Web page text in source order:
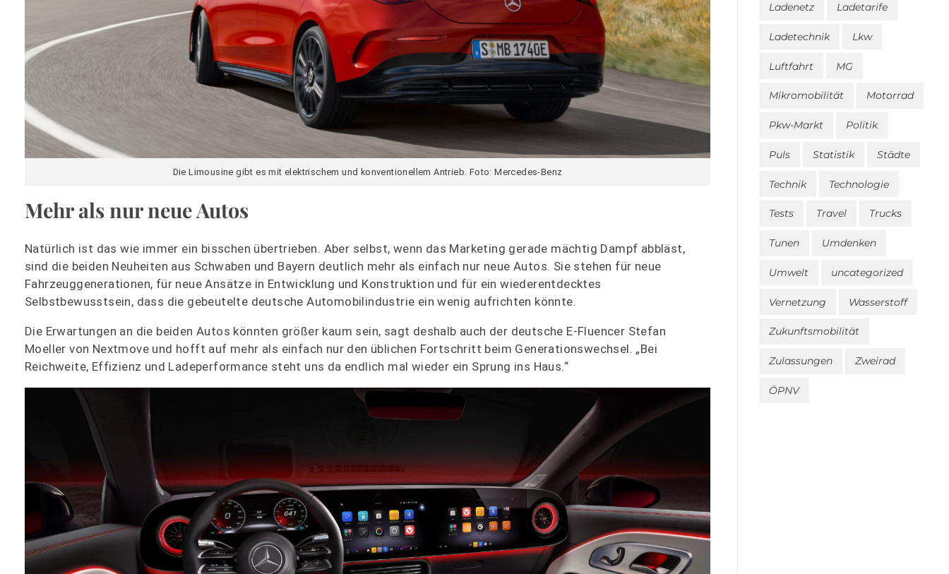
Die Limousine gibt es mit elektrischem und konventionellem Antrieb. Foto: Mercedes-Benz
Mehr als nur neue Autos
Natürlich ist das wie immer ein bisschen übertrieben. Aber selbst, wenn das Marketing gerade mächtig Dampf abbläst,
sind die beiden Neuheiten aus Schwaben und Bayern deutlich mehr als einfach nur neue Autos. Sie stehen für neue
Fahrzeuggenerationen, für neue Ansätze in Entwicklung und Konstruktion und für ein wiederentdecktes
Selbstbewusstsein, dass die gebeutelte deutsche Automobilindustrie ein wenig aufrichten könnte.
Die Erwartungen an die beiden Autos könnten größer kaum sein, sagt deshalb auch der deutsche E-Fluencer Stefan
Moeller von Nextmove und hofft auf mehr als einfach nur den üblichen Fortschritt beim Generationswechsel. „Bei
Reichweite, Effizienz und Ladeperformance steht uns da endlich mal wieder ein Sprung ins Haus.“
Ladenetz Ladetarife
Ladetechnik Lkw
Luftfahrt MG
Mikromobilität Motorrad
Pkw-Markt Politik
Puls Statistik Städte
Technik Technologie
Tests Travel Trucks
Tunen Umdenken
Umwelt uncategorized
Vernetzung Wasserstoff
Zukunftsmobilität
Zulassungen Zweirad
ÖPNV